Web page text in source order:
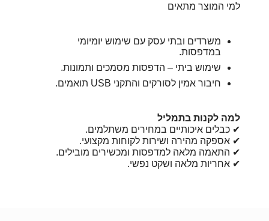
למי המוצר מתאים
משרדים ובתי עסק עם שימוש יומיומי
במדפסות.
שימוש ביתי – הדפסות מסמכים ותמונות.
חיבור אמין לסורקים והתקני USB תואמים.
למה לקנות בתמליל
✔ כבלים איכותיים במחירים משתלמים.
✔ אספקה מהירה ושירות לקוחות מקצועי.
✔ התאמה מלאה למדפסות ומכשירים מובילים.
✔ אחריות מלאה ושקט נפשי.